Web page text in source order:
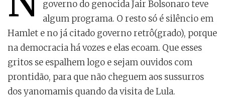
governo do genocida Jair Bolsonaro teve
algum programa. O resto só é silêncio em
Hamlet e no já citado governo retrô(grado), porque
na democracia há vozes e elas ecoam. Que esses
gritos se espalhem logo e sejam ouvidos com
prontidão, para que não cheguem aos sussurros
dos yanomamis quando da visita de Lula.